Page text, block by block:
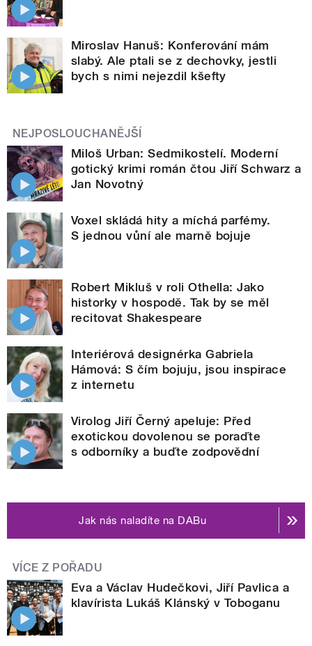
Miroslav Hanuš: Konferování mám
slabý. Ale ptali se z dechovky, jestli
bych s nimi nejezdil kšefty
NEJPOSLOUCHANĚJŠÍ
Miloš Urban: Sedmikostelí. Moderní
gotický krimi román čtou Jiří Schwarz a
Jan Novotný
Voxel skládá hity a míchá parfémy.
S jednou vůní ale marně bojuje
Robert Mikluš v roli Othella: Jako
historky v hospodě. Tak by se měl
recitovat Shakespeare
Interiérová designérka Gabriela
Hámová: S čím bojuju, jsou inspirace
z internetu
Virolog Jiří Černý apeluje: Před
exotickou dovolenou se poraďte
s odborníky a buďte zodpovědní
Jak nás naladíte na DABu
VÍCE Z POŘADU
Eva a Václav Hudečkovi, Jiří Pavlica a
klavírista Lukáš Klánský v Toboganu